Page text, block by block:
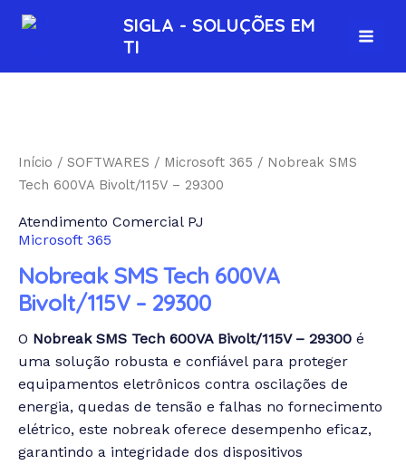
para
conteúdo
SIGLA - SOLUÇÕES EM
TI
Início / SOFTWARES / Microsoft 365 / Nobreak SMS
Tech 600VA Bivolt/115V – 29300
Atendimento Comercial PJ
Microsoft 365
Nobreak SMS Tech 600VA
Bivolt/115V – 29300
O Nobreak SMS Tech 600VA Bivolt/115V – 29300 é
uma solução robusta e confiável para proteger
equipamentos eletrônicos contra oscilações de
energia, quedas de tensão e falhas no fornecimento
elétrico, este nobreak oferece desempenho eficaz,
garantindo a integridade dos dispositivos
Tech
600VA
-
29300
quantidade